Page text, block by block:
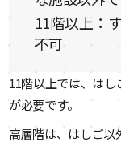
11階以上：
不可
11階以上では、は
が必要です。
高層階は、はしご以